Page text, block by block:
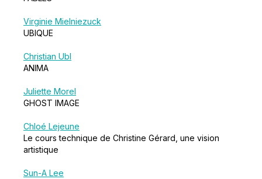
Virginie Mielniezuck
UBIQUE
Christian Ubl
ANIMA
Juliette Morel
GHOST IMAGE
Chloé Lejeune
Le cours technique de Christine Gérard, une vision
artistique
Sun-A Lee